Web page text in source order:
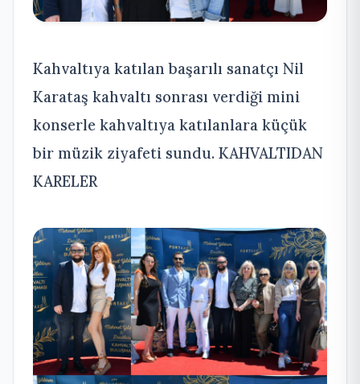
Kahvaltıya katılan başarılı sanatçı Nil
Karataş kahvaltı sonrası verdiği mini
konserle kahvaltıya katılanlara küçük
bir müzik ziyafeti sundu. KAHVALTIDAN
KARELER